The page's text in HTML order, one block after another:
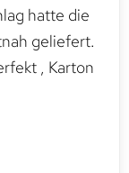
hatte die
geliefert.
, Karton